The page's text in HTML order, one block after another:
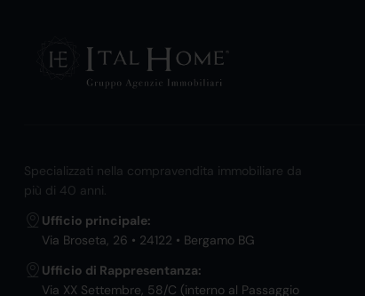
Specializzati nella compravendita immobiliare da
più di 40 anni.
Ufficio principale:
Via Broseta, 26 • 24122 • Bergamo BG
Ufficio di Rappresentanza:
Via XX Settembre, 58/C (interno al Passaggio